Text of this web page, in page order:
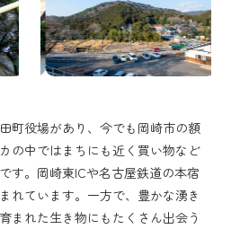
町役場があり、今でも岡崎市の額
の中ではまちにも近く買い物など
す。岡崎東ICや名古屋鉄道の本宿
れています。一方で、豊かな湧き
まれた生き物にもたくさん出会う